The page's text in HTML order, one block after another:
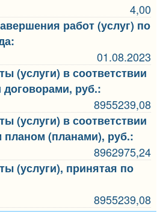
4,00
работ (услуг) по
01.08.2023
(услуги) в соответствии
руб.:
8955239,08
(услуги) в соответствии
(планами), руб.:
8962975,24
(услуги), принятая по
8955239,08